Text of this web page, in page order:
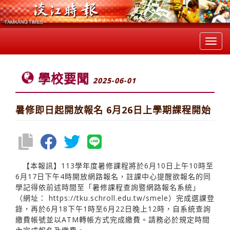
學校要聞 2025-06-01
暑修即日起開放報名 6月26日上學期課程開始
【本報訊】113學年度暑修課程將於6月10日上午10時至
6月17日下午4時開放網路報名，註課中心提醒欲報名的同
學記得依前述時間至「暑修課程查詢暨網路報名系統」
（網址： https://tku.schroll.edu.tw/smele）完成選課登
錄，再於6月18下午1時至6月22日晚上12時，自系統查詢
繳費帳號並以ATM轉帳方式完成繳費。請務必於規定時間